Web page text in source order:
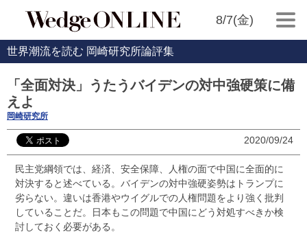
8/7(金)
世界潮流を読む 岡崎研究所論評集
「全面対決」うたうバイデンの対中強硬策に備
えよ
岡崎研究所
2020/09/24
民主党綱領では、経済、安全保障、人権の面で中国に全面的に
対決すると述べている。バイデンの対中強硬姿勢はトランプに
劣らない。違いは香港やウイグルでの人権問題をより強く批判
していることだ。日本もこの問題で中国にどう対処すべきか検
討しておく必要がある。